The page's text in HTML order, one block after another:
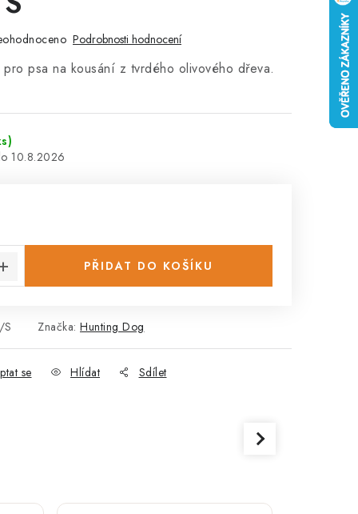
Podrobnosti hodnocení
psa na kousání z tvrdého olivového dřeva.
10.8.2026
PŘIDAT DO KOŠÍKU
Značka: Hunting Dog
se Hlídat Sdílet